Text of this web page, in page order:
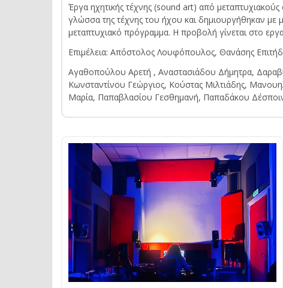
Έργα ηχητικής τέχνης (sound art) από
γλώσσα της τέχνης του ήχου και δημιουργήθηκαν με
μεταπτυχιακό πρόγραμμα. Η προβολή γίνεται στο
Επιμέλεια: Απόστολος Λουφόπουλος, Θανάσης
Αγαθοπούλου Αρετή , Αναστασιάδου Δήμητρα,
Κωνσταντίνου Γεώργιος, Κούστας Μιλτιάδης,
Μαρία, Παπαβλασίου Γεσθημανή, Παπαδάκου